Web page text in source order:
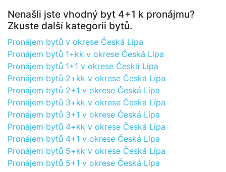
Nenašli jste vhodný byt 4+1 k pronájmu?
Zkuste další kategorii bytů.
Pronájem bytů v okrese Česká Lípa
Pronájem bytů 1+kk v okrese Česká Lípa
Pronájem bytů 1+1 v okrese Česká Lípa
Pronájem bytů 2+kk v okrese Česká Lípa
Pronájem bytů 2+1 v okrese Česká Lípa
Pronájem bytů 3+kk v okrese Česká Lípa
Pronájem bytů 3+1 v okrese Česká Lípa
Pronájem bytů 4+kk v okrese Česká Lípa
Pronájem bytů 4+1 v okrese Česká Lípa
Pronájem bytů 5+kk v okrese Česká Lípa
Pronájem bytů 5+1 v okrese Česká Lípa